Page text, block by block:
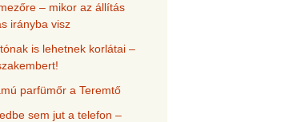
– mikor az állítás
irányba visz
is lehetnek korlátai –
parfümőr a Teremtő
sem jut a telefon –